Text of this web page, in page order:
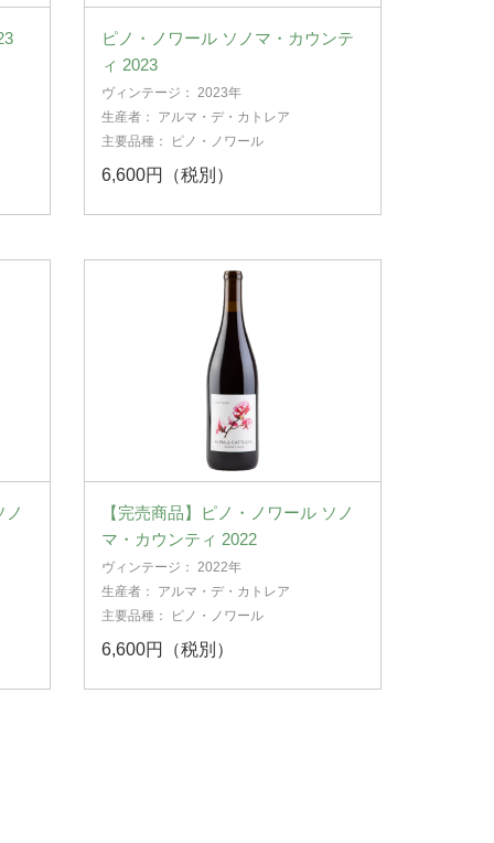
ピノ・ノワール ソノマ・カウンテ
ィ 2023
ヴィンテージ： 2023年
生産者： アルマ・デ・カトレア
主要品種：
ピノ・ノワール
6,600円（税別）
ノ
【完売商品】ピノ・ノワール ソノ
マ・カウンティ 2022
ヴィンテージ： 2022年
生産者： アルマ・デ・カトレア
主要品種：
ピノ・ノワール
6,600円（税別）